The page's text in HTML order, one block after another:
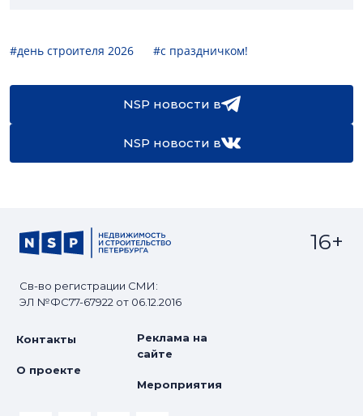
#день строителя 2026 #с праздничком!
NSP новости в
NSP новости в
Св-во регистрации СМИ:
ЭЛ №ФС77-67922 от 06.12.2016
16+
Контакты
О проекте
Реклама на
сайте
Мероприятия